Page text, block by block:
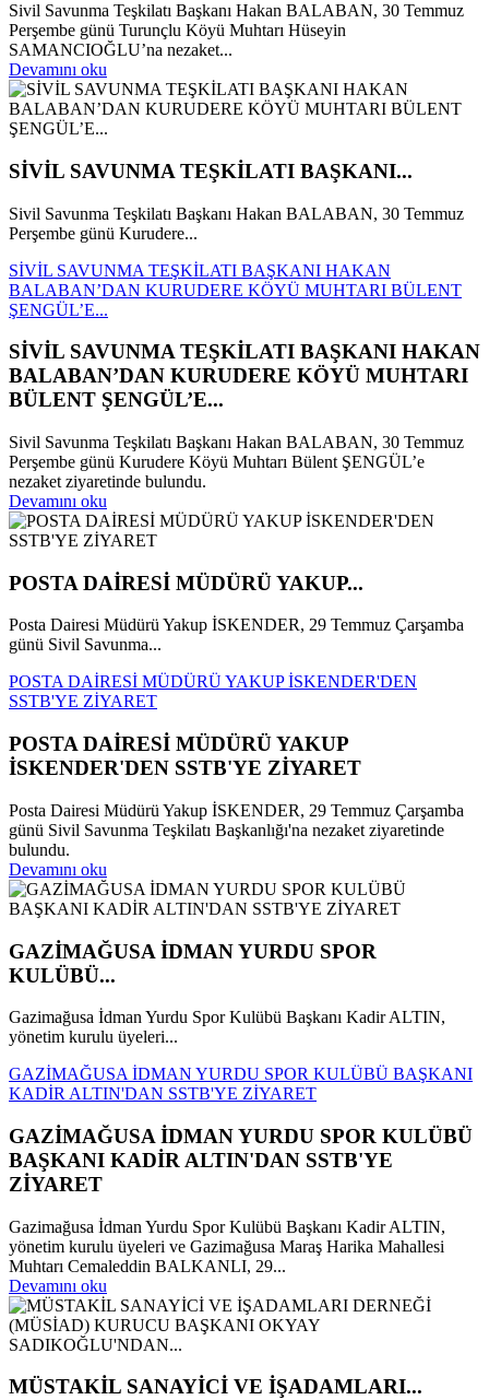
Sivil Savunma Teşkilatı Başkanı Hakan BALABAN, 30 Temmuz
Perşembe günü Turunçlu Köyü Muhtarı Hüseyin
SAMANCIOĞLU’na nezaket...
Devamını oku
SİVİL SAVUNMA TEŞKİLATI BAŞKANI...
Sivil Savunma Teşkilatı Başkanı Hakan BALABAN, 30 Temmuz
Perşembe günü Kurudere...
SİVİL SAVUNMA TEŞKİLATI BAŞKANI HAKAN
BALABAN’DAN KURUDERE KÖYÜ MUHTARI BÜLENT
ŞENGÜL’E...
SİVİL SAVUNMA TEŞKİLATI BAŞKANI HAKAN
BALABAN’DAN KURUDERE KÖYÜ MUHTARI
BÜLENT ŞENGÜL’E...
Sivil Savunma Teşkilatı Başkanı Hakan BALABAN, 30 Temmuz
Perşembe günü Kurudere Köyü Muhtarı Bülent ŞENGÜL’e
nezaket ziyaretinde bulundu.
Devamını oku
POSTA DAİRESİ MÜDÜRÜ YAKUP...
Posta Dairesi Müdürü Yakup İSKENDER, 29 Temmuz Çarşamba
günü Sivil Savunma...
POSTA DAİRESİ MÜDÜRÜ YAKUP İSKENDER'DEN
SSTB'YE ZİYARET
POSTA DAİRESİ MÜDÜRÜ YAKUP
İSKENDER'DEN SSTB'YE ZİYARET
Posta Dairesi Müdürü Yakup İSKENDER, 29 Temmuz Çarşamba
günü Sivil Savunma Teşkilatı Başkanlığı'na nezaket ziyaretinde
bulundu.
Devamını oku
GAZİMAĞUSA İDMAN YURDU SPOR
KULÜBÜ...
Gazimağusa İdman Yurdu Spor Kulübü Başkanı Kadir ALTIN,
yönetim kurulu üyeleri...
GAZİMAĞUSA İDMAN YURDU SPOR KULÜBÜ BAŞKANI
KADİR ALTIN'DAN SSTB'YE ZİYARET
GAZİMAĞUSA İDMAN YURDU SPOR KULÜBÜ
BAŞKANI KADİR ALTIN'DAN SSTB'YE
ZİYARET
Gazimağusa İdman Yurdu Spor Kulübü Başkanı Kadir ALTIN,
yönetim kurulu üyeleri ve Gazimağusa Maraş Harika Mahallesi
Muhtarı Cemaleddin BALKANLI, 29...
Devamını oku
MÜSTAKİL SANAYİCİ VE İŞADAMLARI...